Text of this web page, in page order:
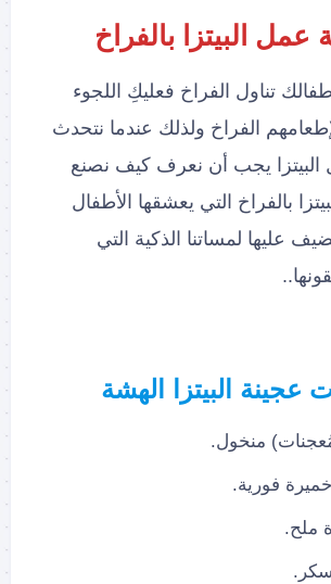
عمل البيتزا بالفراخ
تناول الفراخ فعليكِ اللجوء
الفراخ ولذلك عندما نتحدث
يجب أن نعرف كيف نصنع
بالفراخ التي يعشقها الأطفال
عليها لمساتنا الذكية التي
عجينة البيتزا الهشة
ملح.